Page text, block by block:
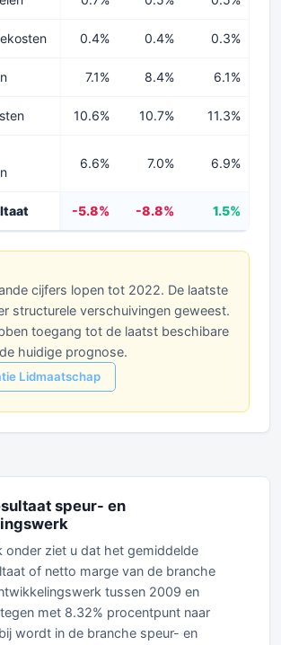
0.4% 0.4% 0.3%
7.1% 8.4% 6.1%
10.6% 10.7% 11.3%
6.6% 7.0% 6.9%
-5.8% -8.8% 1.5%
cijfers lopen tot 2022. De laatste
structurele verschuivingen geweest.
toegang tot de laatst beschibare
huidige prognose.
Lidmaatschap
speur- en
onder ziet u dat het gemiddelde
of netto marge van de branche
tussen 2009 en
met 8.32% procentpunt naar
wordt in de branche speur- en